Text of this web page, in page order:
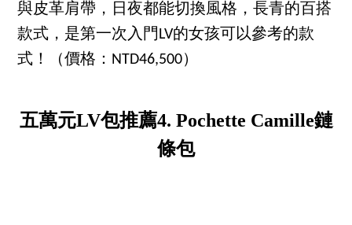
與皮革肩帶，日夜都能切換風格，長青的百搭
款式，是第一次入門LV的女孩可以參考的款
式！（價格：NTD46,500）
五萬元LV包推薦4. Pochette Camille鏈
條包